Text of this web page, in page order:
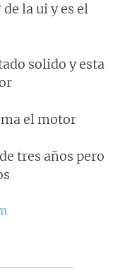
la ui y es el
solido y esta
el motor
tres años pero